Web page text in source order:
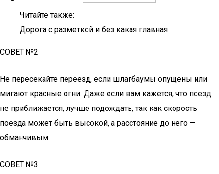
Читайте также:
Дорога с разметкой и без какая главная
СОВЕТ №2
Не пересекайте переезд, если шлагбаумы опущены или
мигают красные огни. Даже если вам кажется, что поезд
не приближается, лучше подождать, так как скорость
поезда может быть высокой, а расстояние до него —
обманчивым.
СОВЕТ №3